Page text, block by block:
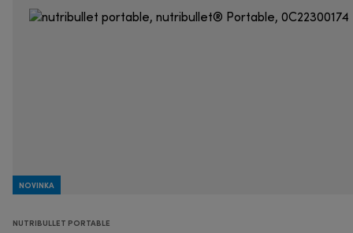
NOVINKA
NUTRIBULLET PORTABLE